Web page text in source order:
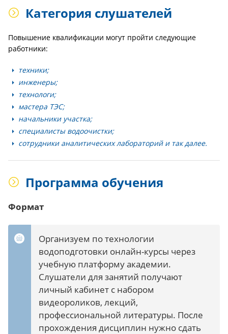
Категория слушателей
Повышение квалификации могут пройти следующие
работники:
техники;
инженеры;
технологи;
мастера ТЭС;
начальники участка;
специалисты водоочистки;
сотрудники аналитических лабораторий и так далее.
Программа обучения
Формат
Организуем по технологии
водоподготовки онлайн-курсы через
учебную платформу академии.
Слушатели для занятий получают
личный кабинет с набором
видеороликов, лекций,
профессиональной литературы. После
прохождения дисциплин нужно сдать